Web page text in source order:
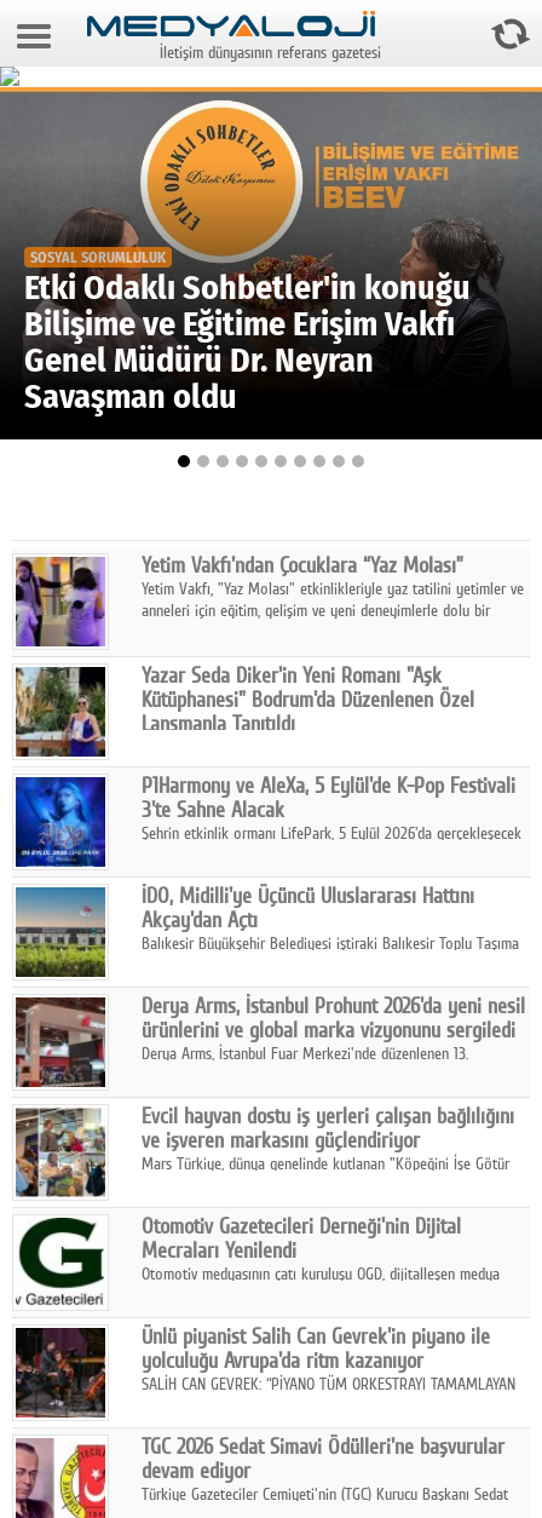
9 Ağustos 2026 8:07:22
Video Galeri
Gazeteler
Medya
Reyting-tiraj
Teknoloji
Televizyon
Facebook
Diziler
Karikatür
Youtube
Polemik
Reklam
Yazarlar
Künye
SOSYAL MEDYA
Facebook
Twitter
Google Plus
© 2026 TÜM HAKLARI SAKLIDIR
İletişim dünyasının referans gazetesi
SOSYAL SORUMLULUK
Etki Odaklı Sohbetler'in konuğu
Bilişime ve Eğitime Erişim Vakfı
Genel Müdürü Dr. Neyran
Savaşman oldu
Yetim Vakfı'ndan Çocuklara “Yaz Molası”
Yetim Vakfı, "Yaz Molası" etkinlikleriyle yaz tatilini yetimler ve
anneleri için eğitim, gelişim ve yeni deneyimlerle dolu bir
Yazar Seda Diker'in Yeni Romanı "Aşk
Kütüphanesi" Bodrum'da Düzenlenen Özel
Lansmanla Tanıtıldı
Diker'in 13. kitabı “Aşk Kütüphanesi” 6 Ağustos'ta Casa dell'Arte
Bodrum'da düzenlenen özel lansmanla okurlarıyla buluştu.
P1Harmony ve AleXa, 5 Eylül'de K-Pop Festivali
3'te Sahne Alacak
Şehrin etkinlik ormanı LifePark, 5 Eylül 2026'da gerçekleşecek
haritasında önemli bir destinasyon haline getirmeye
hazırlanıyor.
İDO, Midilli'ye Üçüncü Uluslararası Hattını
Akçay'dan Açtı
Balıkesir Büyükşehir Belediyesi iştiraki Balıkesir Toplu Taşıma
Midilli hattının resmi açılışı gerçekleştirildi.
Derya Arms, İstanbul Prohunt 2026'da yeni nesil
ürünlerini ve global marka vizyonunu sergiledi
Derya Arms, İstanbul Fuar Merkezi'nde düzenlenen 13.
Fuarı'nda sektör profesyonelleri, iş ortakları, bayiler ve son
kullanıcılarla bir araya geldi.
Evcil hayvan dostu iş yerleri çalışan bağlılığını
ve işveren markasını güçlendiriyor
Mars Türkiye, dünya genelinde kutlanan "Köpeğini İşe Götür
çalışan bağlılığı, iyi olma hali ve işveren markası üzerindeki
etkisine dikkat çekti.
Otomotiv Gazetecileri Derneği'nin Dijital
Mecraları Yenilendi
Otomotiv medyasının çatı kuruluşu OGD, dijitalleşen medya
hedefiyle internet sitesini ve sosyal medya kanallarını yeniledi.
Ünlü piyanist Salih Can Gevrek'in piyano ile
yolculuğu Avrupa'da ritm kazanıyor
SALİH CAN GEVREK: “PİYANO TÜM ORKESTRAYI TAMAMLAYAN
ETKİ YARATIYOR"
TGC 2026 Sedat Simavi Ödülleri'ne başvurular
devam ediyor
Türkiye Gazeteciler Cemiyeti'nin (TGC) Kurucu Başkanı Sedat